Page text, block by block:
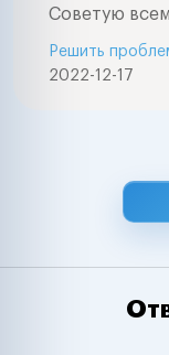
Советую
2022-12-17
Решить